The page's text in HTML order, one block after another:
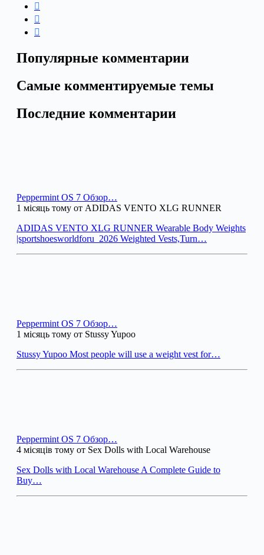
Популярные комментарии
Самые комментируемые темы
Последние комментарии
Peppermint OS 7 Обзор…
1 місяць тому от ADIDAS VENTO XLG RUNNER
ADIDAS VENTO XLG RUNNER Wearable Body Weights
|sportshoesworldforu_2026 Weighted Vests,Turn…
Peppermint OS 7 Обзор…
1 місяць тому от Stussy Yupoo
Stussy Yupoo Most people will use a weight vest for…
Peppermint OS 7 Обзор…
4 місяців тому от Sex Dolls with Local Warehouse
Sex Dolls with Local Warehouse A Complete Guide to
Buy…